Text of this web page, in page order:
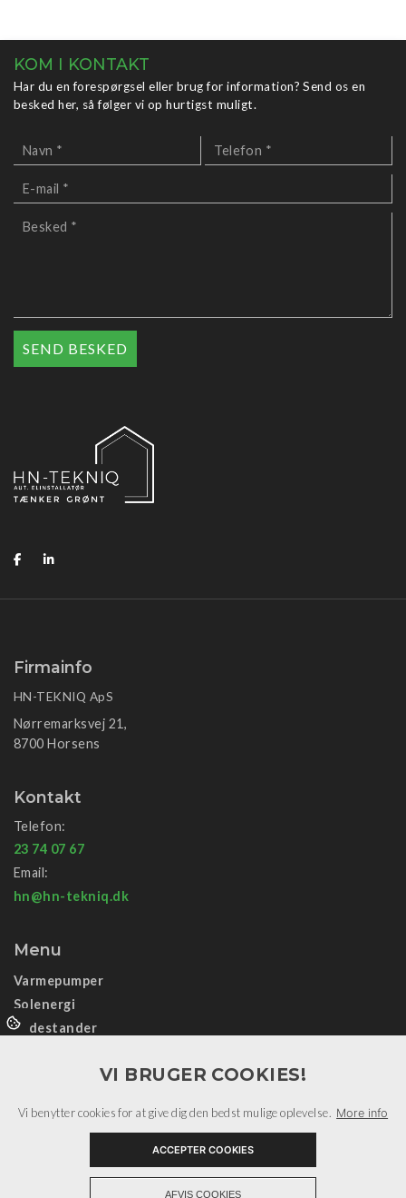
KOM I KONTAKT
Har du en forespørgsel eller brug for information? Send os en
besked her, så følger vi op hurtigst muligt.
Firmainfo
HN-TEKNIQ ApS
Nørremarksvej 21,
8700 Horsens
Kontakt
Telefon:
23 74 07 67
Email:
hn@hn-tekniq.dk
Menu
Varmepumper
Solenergi
Ladestander
El-installation
Informationer
VI BRUGER COOKIES!
Vi benytter cookies for at give dig den bedst mulige oplevelse. More info
ACCEPTER COOKIES
AFVIS COOKIES